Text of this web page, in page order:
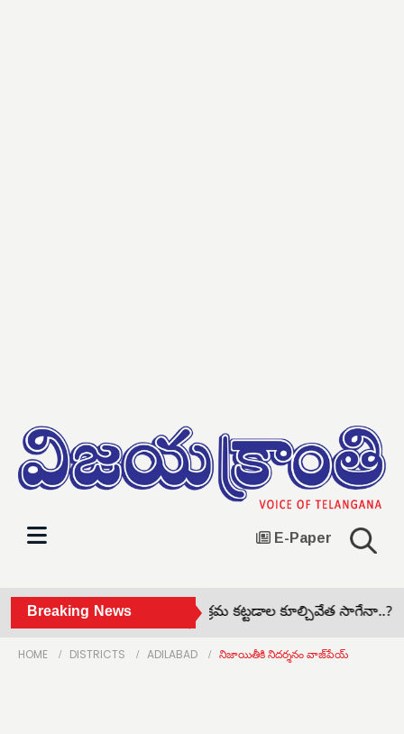
E-Paper
Breaking News
మారిన రోడ్లు • అక్రమ కట్టడాల కూల్చివేత సాగేనా..? •
HOME DISTRICTS ADILABAD నిజాయితీకి నిదర్శనం వాజ్‌పేయ్